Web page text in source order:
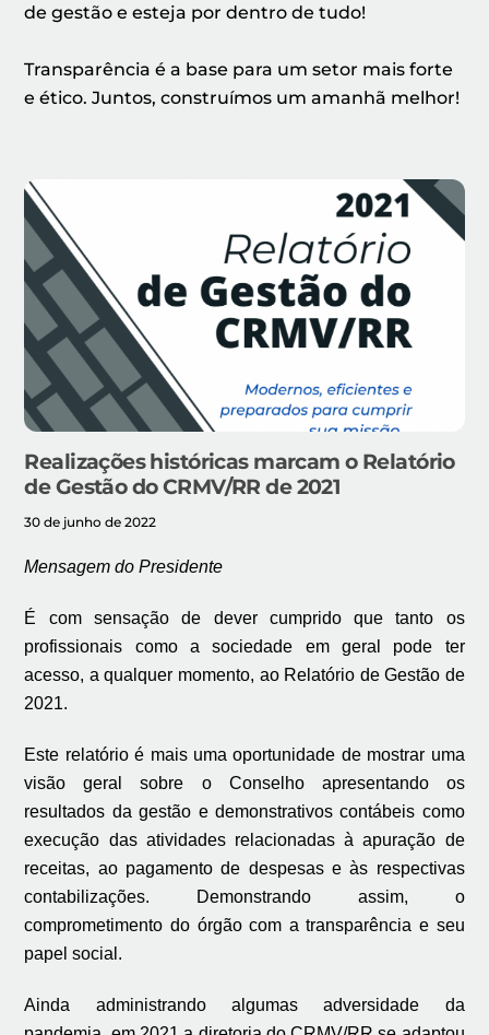
de gestão e esteja por dentro de tudo!
Transparência é a base para um setor mais forte
e ético. Juntos, construímos um amanhã melhor!
Realizações históricas marcam o Relatório
de Gestão do CRMV/RR de 2021
30 de junho de 2022
Mensagem do Presidente
É com sensação de dever cumprido quetanto os
profissionais como a sociedade em geral pode ter
acesso, a qualquer momento, aoRelatório de Gestão de
2021.
Este relatório é mais uma oportunidade de mostrar uma
visão geral sobre o Conselho apresentando os
resultados da gestão e demonstrativos contábeis como
execução das atividades relacionadas à apuração de
receitas, ao pagamento de despesas e às respectivas
contabilizações. Demonstrando assim, o
comprometimento do órgão com a transparência e seu
papel social.
Ainda administrando algumas adversidade da